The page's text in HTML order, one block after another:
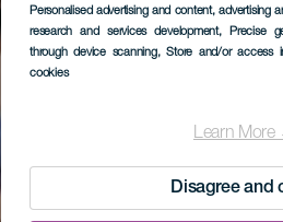
Personalised advertising and content, advertising
research and services development, Precise
through device scanning, Store and/or access
cookies
Learn More
Disagree and